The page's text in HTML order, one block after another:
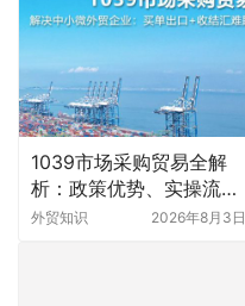
1039市场采购贸易全解
析：政策优势、实操流程
与禁区，一文搞懂
外贸知识 2026年8月3日